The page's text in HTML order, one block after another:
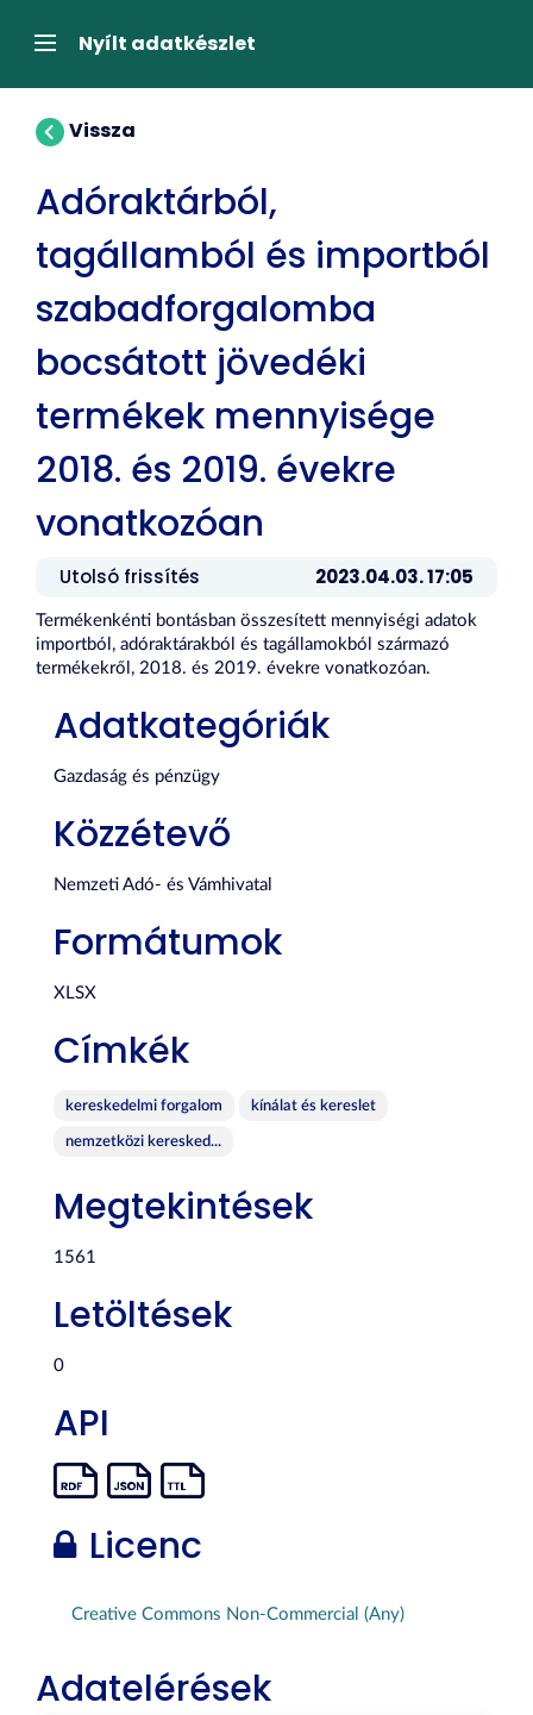
átugrásaNavigációNyílt adatkészlet
Vissza
Adóraktárból,
tagállamból és importból
szabadforgalomba
bocsátott jövedéki
termékek mennyisége
2018. és 2019. évekre
vonatkozóan
Utolsó frissítés 2023.04.03. 17:05
Termékenkénti bontásban összesített mennyiségi adatok
importból, adóraktárakból és tagállamokból származó
termékekről, 2018. és 2019. évekre vonatkozóan.
Adatkategóriák
Gazdaság és pénzügy
Közzétevő
Nemzeti Adó- és Vámhivatal
Formátumok
XLSX
Címkék
kereskedelmi forgalom kínálat és kereslet
nemzetközi keresked...
Megtekintések
1561
Letöltések
0
API
Licenc
Creative Commons Non-Commercial (Any)
Adatelérések